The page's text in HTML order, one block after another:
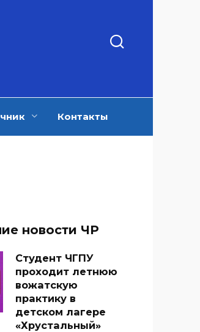
Контакты
новости ЧР
Студент ЧГПУ
проходит летнюю
вожатскую
практику в
детском лагере
«Хрустальный»